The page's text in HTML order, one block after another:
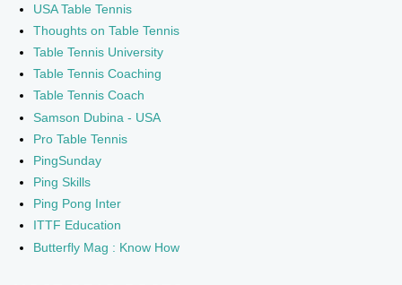
USA Table Tennis
Thoughts on Table Tennis
Table Tennis University
Table Tennis Coaching
Table Tennis Coach
Samson Dubina - USA
Pro Table Tennis
PingSunday
Ping Skills
Ping Pong Inter
ITTF Education
Butterfly Mag : Know How